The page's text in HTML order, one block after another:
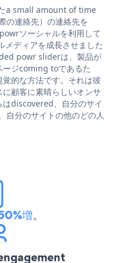
a small amount of time
の連絡先）の連絡先を
ソーシャルを利用して
メディアを成長させました
powr sliderは、製品が
ージcoming toであるた
的な方法です。それは彼
顧客に素晴らしいオンサ
はdiscovered、自分のサイ
自分のサイトの他のどの人
増。